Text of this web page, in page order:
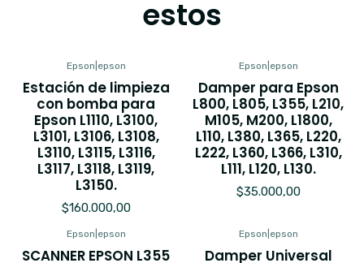
estos
Epson epson
Estación de limpieza
con bomba para
Epson L1110, L3100,
L3101, L3106, L3108,
L3110, L3115, L3116,
L3117, L3118, L3119,
L3150.
$160.000,00
Epson epson
Damper para Epson
L800, L805, L355, L210,
M105, M200, L1800,
L110, L380, L365, L220,
L222, L360, L366, L310,
L111, L120, L130.
$35.000,00
Epson epson
SCANNER EPSON L355
Epson epson
Damper Universal